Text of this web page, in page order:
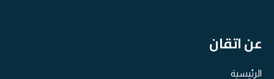
عن اتقان
الرئيسية